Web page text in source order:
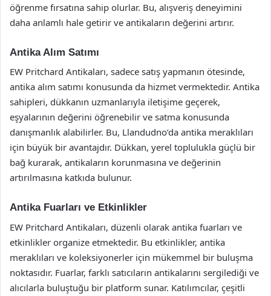
öğrenme fırsatına sahip olurlar. Bu, alışveriş deneyimini
daha anlamlı hale getirir ve antikaların değerini artırır.
Antika Alım Satımı
EW Pritchard Antikaları, sadece satış yapmanın ötesinde,
antika alım satımı konusunda da hizmet vermektedir. Antika
sahipleri, dükkanın uzmanlarıyla iletişime geçerek,
eşyalarının değerini öğrenebilir ve satma konusunda
danışmanlık alabilirler. Bu, Llandudno’da antika meraklıları
için büyük bir avantajdır. Dükkan, yerel toplulukla güçlü bir
bağ kurarak, antikaların korunmasına ve değerinin
artırılmasına katkıda bulunur.
Antika Fuarları ve Etkinlikler
EW Pritchard Antikaları, düzenli olarak antika fuarları ve
etkinlikler organize etmektedir. Bu etkinlikler, antika
meraklıları ve koleksiyonerler için mükemmel bir buluşma
noktasıdır. Fuarlar, farklı satıcıların antikalarını sergilediği ve
alıcılarla buluştuğu bir platform sunar. Katılımcılar, çeşitli